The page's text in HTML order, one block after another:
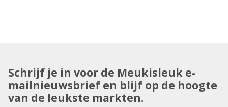
Schrijf je in voor de Meukisleuk e-
mailnieuwsbrief en blijf op de hoogte
van de leukste markten.